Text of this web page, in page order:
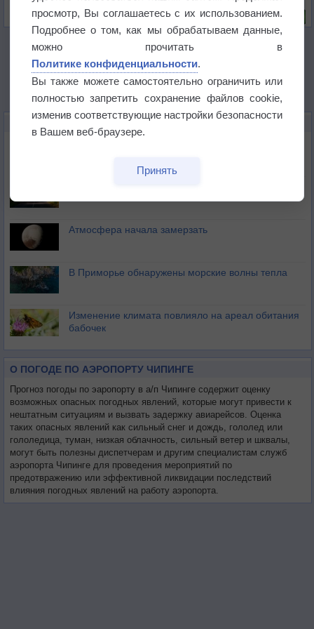
Риск задержек вылетов по метеоусловиям
Атмосфера начала замерзать
В Приморье обнаружены морские волны тепла
Изменение климата повлияло на ареал обитания
бабочек
О ПОГОДЕ ПО АЭРОПОРТУ ЧИПИНГЕ
Прогноз погоды по эаропорту в а/п Чипинге содержит оценку
возможных опасных погодных явлений, которые могут привести к
нештатным ситуациям и вызвать задержку авиарейсов. Оценка
таких опасных явлений как сильный снег и дождь, гололед или
гололедица, туман, низкая облачность, сильный ветер и шквалы,
могут быть полезны диспетчерам и другим специалистам служб
аэропорта Чипинге для проведения мероприятий по
предотвражению или эффективной ликвидации последствий
влияния погодных явлений на работу аэропорта.
просмотр, Вы соглашаетесь с их использованием.
Подробнее о том, как мы обрабатываем данные,
можно прочитать в
Политике конфиденциальности.
Вы также можете самостоятельно ограничить или
полностью запретить сохранение файлов cookie,
изменив соответствующие настройки безопасности
в Вашем веб-браузере.
Принять